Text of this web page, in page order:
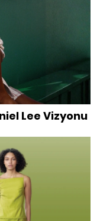
Lee Vizyonu